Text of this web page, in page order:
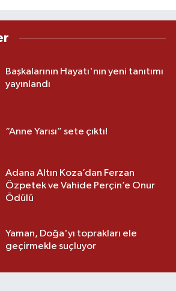
Başkalarının Hayatı'nın yeni tanıtımı
yayınlandı
“Anne Yarısı” sete çıktı!
Adana Altın Koza’dan Ferzan
Özpetek ve Vahide Perçin’e Onur
Ödülü
Yaman, Doğa'yı toprakları ele
geçirmekle suçluyor